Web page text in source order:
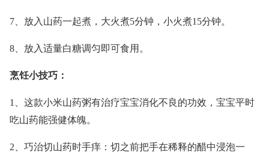
7、放入山药一起煮，大火煮5分钟，小火煮15分钟。
8、放入适量白糖调匀即可食用。
烹饪小技巧：
1、这款小米山药粥有治疗宝宝消化不良的功效，宝宝平时
吃山药能强健体魄。
2、巧治切山药时手痒：切之前把手在稀释的醋中浸泡一